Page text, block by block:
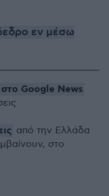
εν μέσω
Google News
από την Ελλάδα
στο